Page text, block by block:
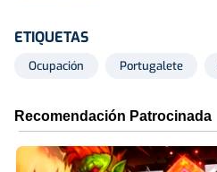
ETIQUETAS
Ocupación Portugalete